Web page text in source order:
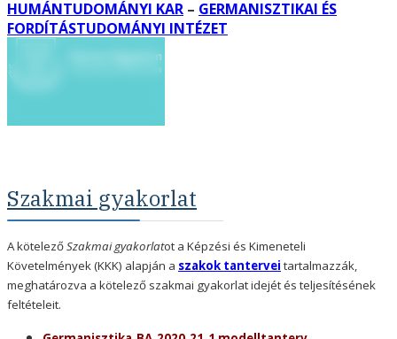
HUMÁNTUDOMÁNYI KAR – GERMANISZTIKAI ÉS
FORDÍTÁSTUDOMÁNYI INTÉZET
Szakmai gyakorlat
A kötelezőSzakmai gyakorlatot a Képzési és Kimeneteli
Követelmények (KKK) alapján a szakok tantervei tartalmazzák,
meghatározva a kötelező szakmai gyakorlat idejét és teljesítésének
feltételeit.